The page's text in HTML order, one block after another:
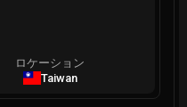
ロケーション
Taiwan